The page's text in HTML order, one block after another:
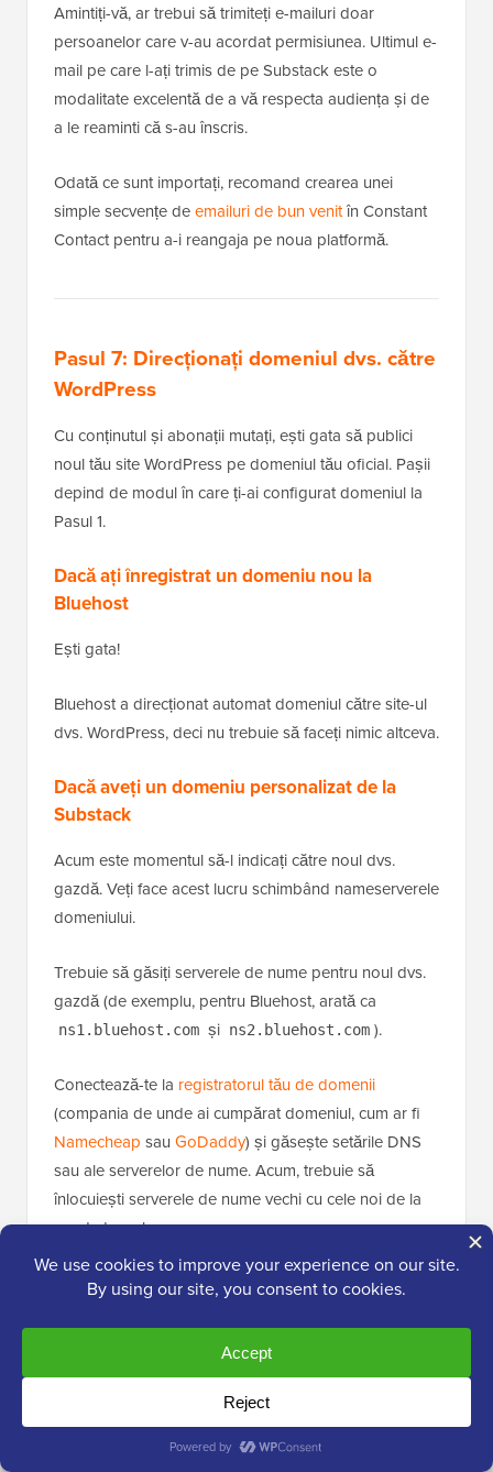
Amintiți-vă, ar trebui să trimiteți e-mailuri doar
persoanelor care v-au acordat permisiunea. Ultimul e-
mail pe care l-ați trimis de pe Substack este o
modalitate excelentă de a vă respecta audiența și de
a le reaminti că s-au înscris.
Odată ce sunt importați, recomand crearea unei
simple secvențe deemailuri de bun venitîn Constant
Contact pentru a-i reangaja pe noua platformă.
Pasul 7: Direcționați domeniul dvs. către
WordPress
Cu conținutul și abonații mutați, ești gata să publici
noul tău site WordPress pe domeniul tău oficial. Pașii
depind de modul în care ți-ai configurat domeniul la
Pasul 1.
Dacă ați înregistrat un domeniu nou la
Bluehost
Ești gata!
Bluehost a direcționat automat domeniul către site-ul
dvs. WordPress, deci nu trebuie să faceți nimic altceva.
Dacă aveți un domeniu personalizat de la
Substack
Acum este momentul să-l indicați către noul dvs.
gazdă. Veți face acest lucru schimbând nameserverele
domeniului.
Trebuie să găsiți serverele de nume pentru noul dvs.
gazdă (de exemplu, pentru Bluehost, arată ca
ns1.bluehost.com și ns2.bluehost.com ).
Conectează-te la registratorul tău de domenii
(compania de unde ai cumpărat domeniul, cum ar fi
Namecheap sau GoDaddy) și găsește setările DNS
sau ale serverelor de nume. Acum, trebuie să
înlocuiești serverele de nume vechi cu cele noi de la
gazda ta web.
Ghidul nostru desprecum să schimbi serverele de